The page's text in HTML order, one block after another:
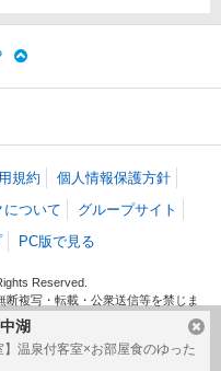
湖
】温泉付客室×お部屋食のゆった
規約
個人情報保護方針
について
グループサイト
PC版で見る
Reserved.
複写・転載・公衆送信等を禁じま